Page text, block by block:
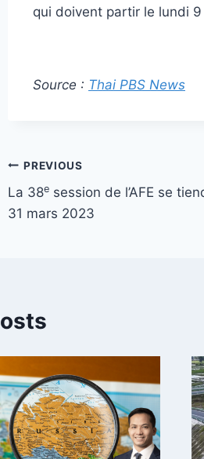
qui doivent partir le lundi
Source : Thai PBS News
Post
navigation
PREVIOUS
La 38e session de l’AFE se
31 mars 2023